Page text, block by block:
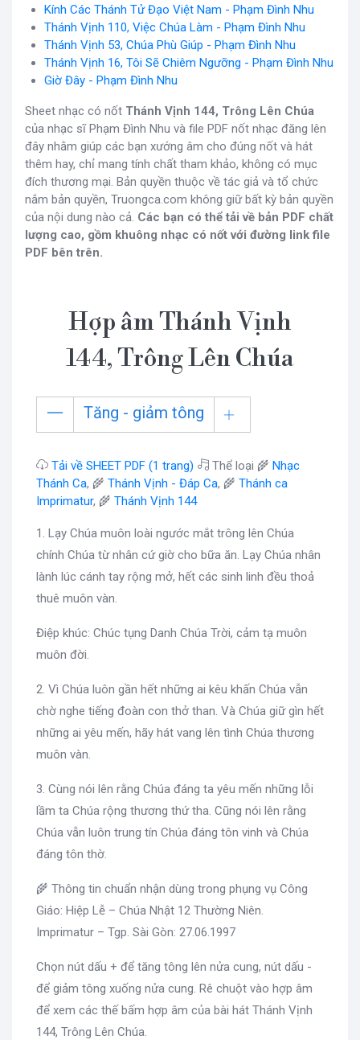
Kính Các Thánh Tử Đạo Việt Nam - Phạm Đình Nhu
Thánh Vịnh 110, Việc Chúa Làm - Phạm Đình Nhu
Thánh Vịnh 53, Chúa Phù Giúp - Phạm Đình Nhu
Thánh Vịnh 16, Tôi Sẽ Chiêm Ngưỡng - Phạm Đình Nhu
Giờ Đây - Phạm Đình Nhu
Sheet nhạc có nốt Thánh Vịnh 144, Trông Lên Chúa
của nhạc sĩ Phạm Đình Nhu và file PDF nốt nhạc đăng lên
đây nhằm giúp các bạn xướng âm cho đúng nốt và hát
thêm hay, chỉ mang tính chất tham khảo, không có mục
đích thương mại. Bản quyền thuộc về tác giả và tổ chức
nắm bản quyền, Truongca.com không giữ bất kỳ bản quyền
của nội dung nào cả. Các bạn có thể tải về bản PDF chất
lượng cao, gồm khuông nhạc có nốt với đường link file
PDF bên trên.
Hợp âm Thánh Vịnh
144, Trông Lên Chúa
Tăng - giảm tông
Tải về SHEET PDF (1 trang) Thể loại 🌾 Nhạc
Thánh Ca, 🌾 Thánh Vịnh - Đáp Ca, 🌾 Thánh ca
Imprimatur, 🌾 Thánh Vịnh 144
1. Lạy Chúa muôn loài ngước mắt trông lên Chúa
chính Chúa từ nhân cứ giờ cho bữa ăn. Lạy Chúa nhân
lành lúc cánh tay rộng mở, hết các sinh linh đều thoả
thuê muôn vàn.
Điệp khúc: Chúc tụng Danh Chúa Trời, cảm tạ muôn
muôn đời.
2. Vì Chúa luôn gần hết những ai kêu khấn Chúa vẫn
chờ nghe tiếng đoàn con thở than. Và Chúa giữ gìn hết
những ai yêu mến, hãy hát vang lên tình Chúa thương
muôn vàn.
3. Cùng nói lên rằng Chúa đáng ta yêu mến những lỗi
lầm ta Chúa rộng thương thứ tha. Cũng nói lên rằng
Chúa vẫn luôn trung tín Chúa đáng tôn vinh và Chúa
đáng tôn thờ.
🌾 Thông tin chuẩn nhận dùng trong phụng vụ Công
Giáo: Hiệp Lễ – Chúa Nhật 12 Thường Niên.
Imprimatur – Tgp. Sài Gòn: 27.06.1997
Chọn nút dấu + để tăng tông lên nửa cung, nút dấu -
để giảm tông xuống nửa cung. Rê chuột vào hợp âm
để xem các thế bấm hợp âm của bài hát Thánh Vịnh
144, Trông Lên Chúa.